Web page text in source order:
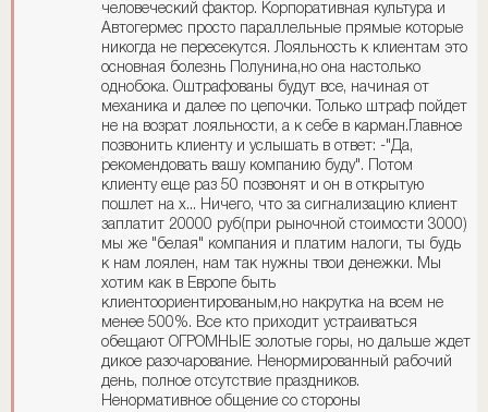
человеческий фактор. Корпоративная культура и
Автогермес просто параллельные прямые которые
никогда не пересекутся. Лояльность к клиентам это
основная болезнь Полунина,но она настолько
однобока. Оштрафованы будут все, начиная от
механика и далее по цепочки. Только штраф пойдет
не на возрат лояльности, а к себе в карман.Главное
позвонить клиенту и услышать в ответ: -"Да,
рекомендовать вашу компанию буду". Потом
клиенту еще раз 50 позвонят и он в открытую
пошлет на х... Ничего, что за сигнализацию клиент
заплатит 20000 руб(при рыночной стоимости 3000)
мы же "белая" компания и платим налоги, ты будь
к нам лоялен, нам так нужны твои денежки. Мы
хотим как в Европе быть
клиентоориентированым,но накрутка на всем не
менее 500%. Все кто приходит устраиваться
обещают ОГРОМНЫЕ золотые горы, но дальше ждет
дикое разочарование. Ненормированный рабочий
день, полное отсутствие праздников.
Ненормативное общение со стороны